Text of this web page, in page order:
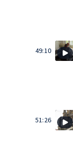
49:10
51:26